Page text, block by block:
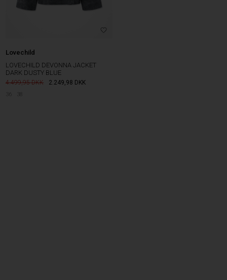
Lovechild
LOVECHILD DEVONNA JACKET
DARK DUSTY BLUE
4.499,95 2.249,98 DKK
36 38